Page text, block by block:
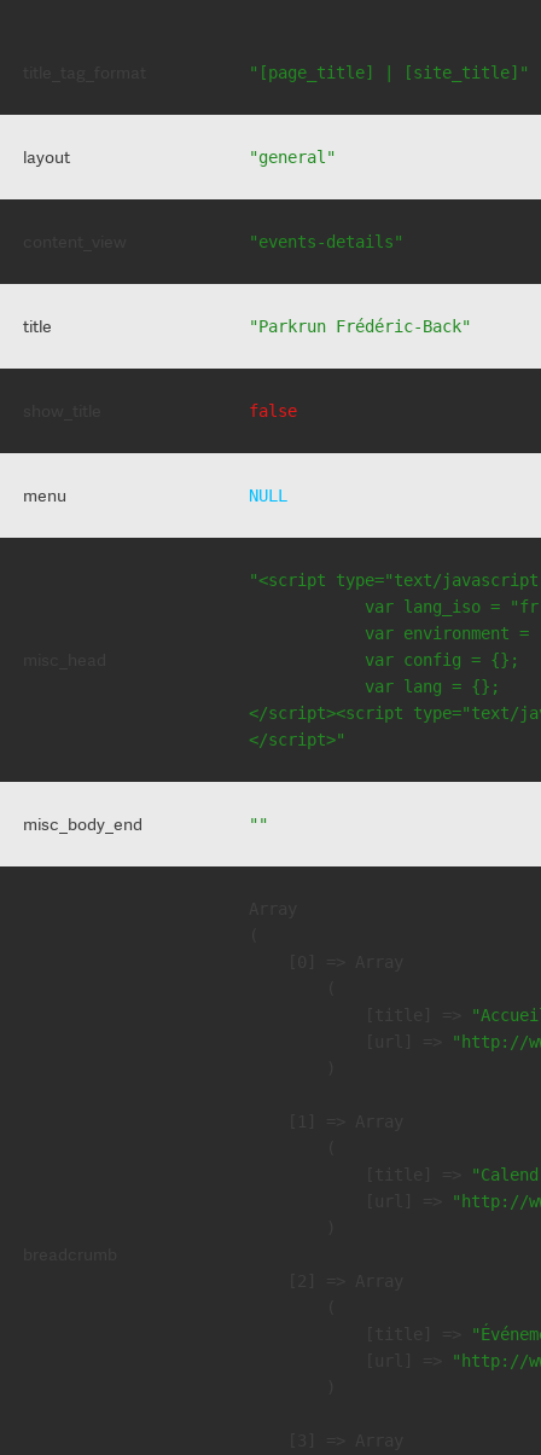
"[page_title] | [site_title]"
layout "general"
"events-details"
title "Parkrun Frédéric-Back"
false
menu NULL
"<script type="text/
var lang_iso =
var environment =
            var config = {};
            var lang = {};
</script><script type="text/
</script>"
misc_body_end ""
"http://
"http://
"http://